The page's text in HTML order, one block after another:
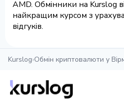
AMD. Обмінники на Kurslog
найкращим курсом з
відгуків.
Kurslog›Обмін криптовалюти у